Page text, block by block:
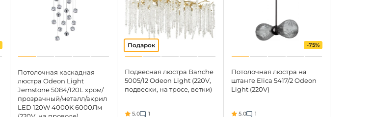
Потолочная каскадная
люстра Odeon Light
Jemstone 5084/120L хром/
прозрачный/металл/акрил
LED 120W 4000K 6000Лм
Подвесная люстра Banche
5005/12 Odeon Light (220V,
подвески, на тросе, ветки)
5.0 1
-75%
Потолочная люстра на
штанге Elica 5417/2 Odeon
Light (220V)
5.0 1